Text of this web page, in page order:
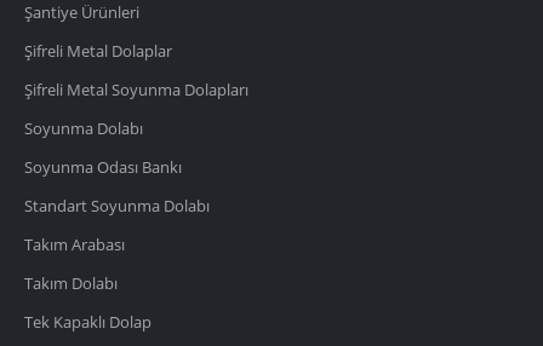
Şantiye Ürünleri
Şifreli Metal Dolaplar
Şifreli Metal Soyunma Dolapları
Soyunma Dolabı
Soyunma Odası Bankı
Standart Soyunma Dolabı
Takım Arabası
Takım Dolabı
Tek Kapaklı Dolap